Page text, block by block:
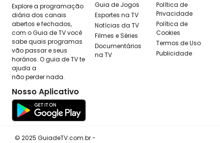
Explore a programação
diária dos canais
abertos e fechados,
com o Guia de TV você
sabe quais programas
vão passar e seus
horários. O guia de TV te
ajuda a
não perder nada.
Nosso Aplicativo
Guia de Jogos
Esportes na TV
Notícias da TV
Filmes e Séries
Documentários
na TV
Política de
Privacidade
Política de
Cookies
Termos de Uso
Publicidade
© 2025 GuiadeTV.com.br -